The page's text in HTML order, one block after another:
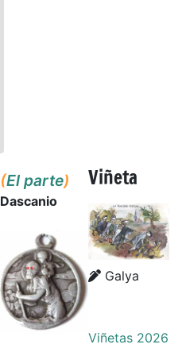
(El parte)
Dascanio
Viñeta
Details
Details
Galya
Viñetas 2026